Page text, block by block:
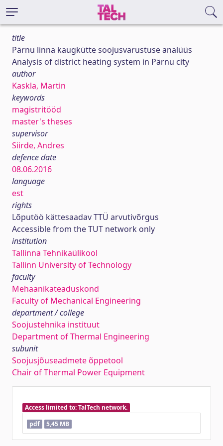
title
Pärnu linna kaugkütte soojusvarustuse analüüs
Analysis of district heating system in Pärnu city
author
Kaskla, Martin
keywords
magistritööd
master's theses
supervisor
Siirde, Andres
defence date
08.06.2016
language
est
rights
Lõputöö kättesaadav TTÜ arvutivõrgus
Accessible from the TUT network only
institution
Tallinna Tehnikaülikool
Tallinn University of Technology
faculty
Mehaanikateaduskond
Faculty of Mechanical Engineering
department / college
Soojustehnika instituut
Department of Thermal Engineering
subunit
Soojusjõuseadmete õppetool
Chair of Thermal Power Equipment
Access limited to: TalTech network.
pdf
5,45 MB